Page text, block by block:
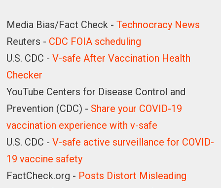
Media Bias/Fact Check -Technocracy News
Reuters - CDC FOIA scheduling
U.S. CDC -V-safe After Vaccination Health
Checker
YouTube Centers for Disease Control and
Prevention (CDC) - Share your COVID-19
vaccination experience with v-safe
U.S. CDC -V-safe active surveillance for COVID-
19 vaccine safety
FactCheck.org - Posts Distort Misleading